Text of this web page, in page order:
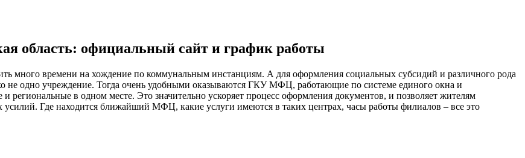
область: официальный сайт и график работы
много времени на хождение по коммунальным инстанциям. А для оформления социальных субсидий и различного рода
не одно учреждение. Тогда очень удобными оказываются ГКУ МФЦ, работающие по системе единого окна и
региональные в одном месте. Это значительно ускоряет процесс оформления документов, и позволяет жителям
Где находится ближайший МФЦ, какие услуги имеются в таких центрах, часы работы филиалов – все это